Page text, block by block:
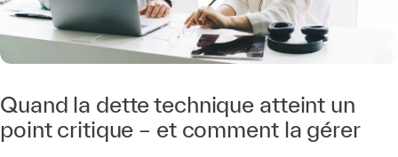
Quand la dette technique atteint un
point critique – et comment la gérer